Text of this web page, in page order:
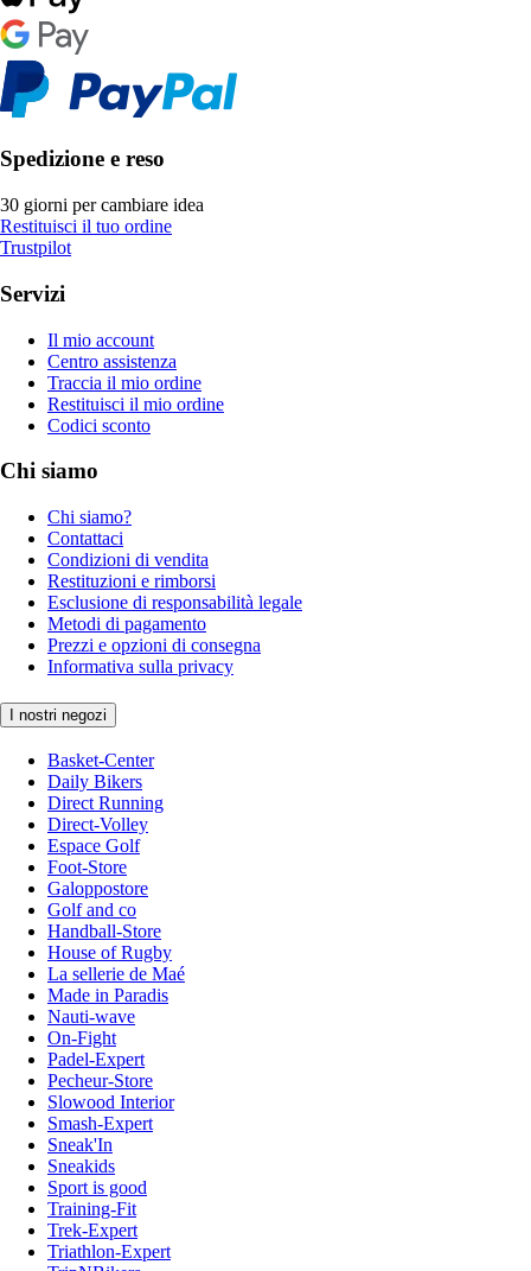
Spedizione e reso
30 giorni per cambiare idea
Restituisci il tuo ordine
Trustpilot
Servizi
Il mio account
Centro assistenza
Traccia il mio ordine
Restituisci il mio ordine
Codici sconto
Chi siamo
Chi siamo?
Contattaci
Condizioni di vendita
Restituzioni e rimborsi
Esclusione di responsabilità legale
Metodi di pagamento
Prezzi e opzioni di consegna
Informativa sulla privacy
I nostri negozi
Basket-Center
Daily Bikers
Direct Running
Direct-Volley
Espace Golf
Foot-Store
Galoppostore
Golf and co
Handball-Store
House of Rugby
La sellerie de Maé
Made in Paradis
Nauti-wave
On-Fight
Padel-Expert
Pecheur-Store
Slowood Interior
Smash-Expert
Sneak'In
Sneakids
Sport is good
Training-Fit
Trek-Expert
Triathlon-Expert